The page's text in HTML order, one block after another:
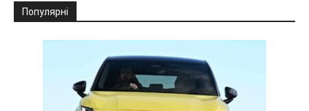
Популярні